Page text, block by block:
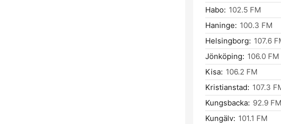
Habo: 102.5 FM
Haninge: 100.3 FM
Helsingborg: 107.6
Jönköping: 106.0 FM
Kisa: 106.2 FM
Kristianstad: 107.3
Kungsbacka: 92.9 FM
Kungälv: 101.1 FM